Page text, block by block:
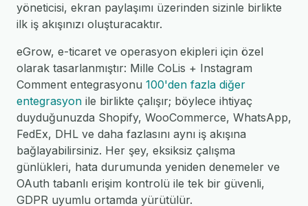
yöneticisi, ekran paylaşımı üzerinden sizinle birlikte
ilk iş akışınızı oluşturacaktır.
eGrow, e-ticaret ve operasyon ekipleri için özel
olarak tasarlanmıştır: Mille CoLis + Instagram
Comment entegrasyonu 100'den fazla diğer
entegrasyon ile birlikte çalışır; böylece ihtiyaç
duyduğunuzda Shopify, WooCommerce, WhatsApp,
FedEx, DHL ve daha fazlasını aynı iş akışına
bağlayabilirsiniz. Her şey, eksiksiz çalışma
günlükleri, hata durumunda yeniden denemeler ve
OAuth tabanlı erişim kontrolü ile tek bir güvenli,
GDPR uyumlu ortamda yürütülür.